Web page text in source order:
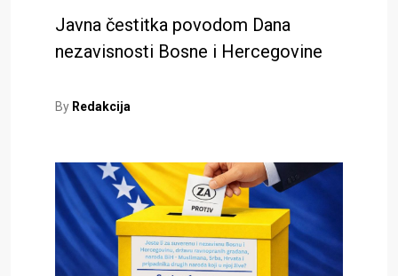
Javna čestitka povodom Dana
nezavisnosti Bosne i Hercegovine
By Redakcija